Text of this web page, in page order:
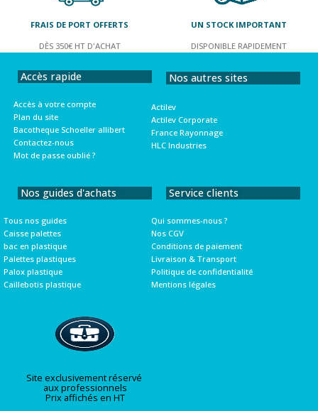
FRAIS DE PORT OFFERTS
DÈS 350€ HT D'ACHAT
UN STOCK IMPORTANT
DISPONIBLE RAPIDEMENT
Accès rapide
Accès à votre compte
Plan du site
Bacotheque Schoeller allibert
Contactez-nous
Mot de passe oublié ?
Nos autres sites
Actilev
Actilev Corporate
France Rayonnage
HLC Industries
Nos guides d'achats
Tous nos guides
Caisse palettes
bac en plastique
Palettes plastiques
Palox plastique
Caillebotis plastique
Service clients
Qui sommes-nous ?
Nos CGV
Conditions de paiement
Livraison & Transport
Politique de confidentialité
Mentions légales
Site exclusivement réservé
aux professionnels
Prix affichés en HT